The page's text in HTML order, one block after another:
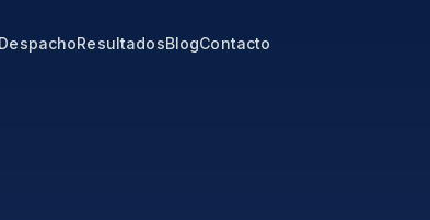
DespachoResultadosBlogContacto